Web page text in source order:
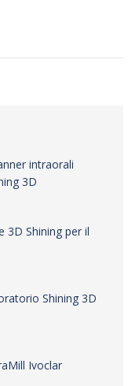
intraorali
3D
3D Shining per il
Shining 3D
Ivoclar